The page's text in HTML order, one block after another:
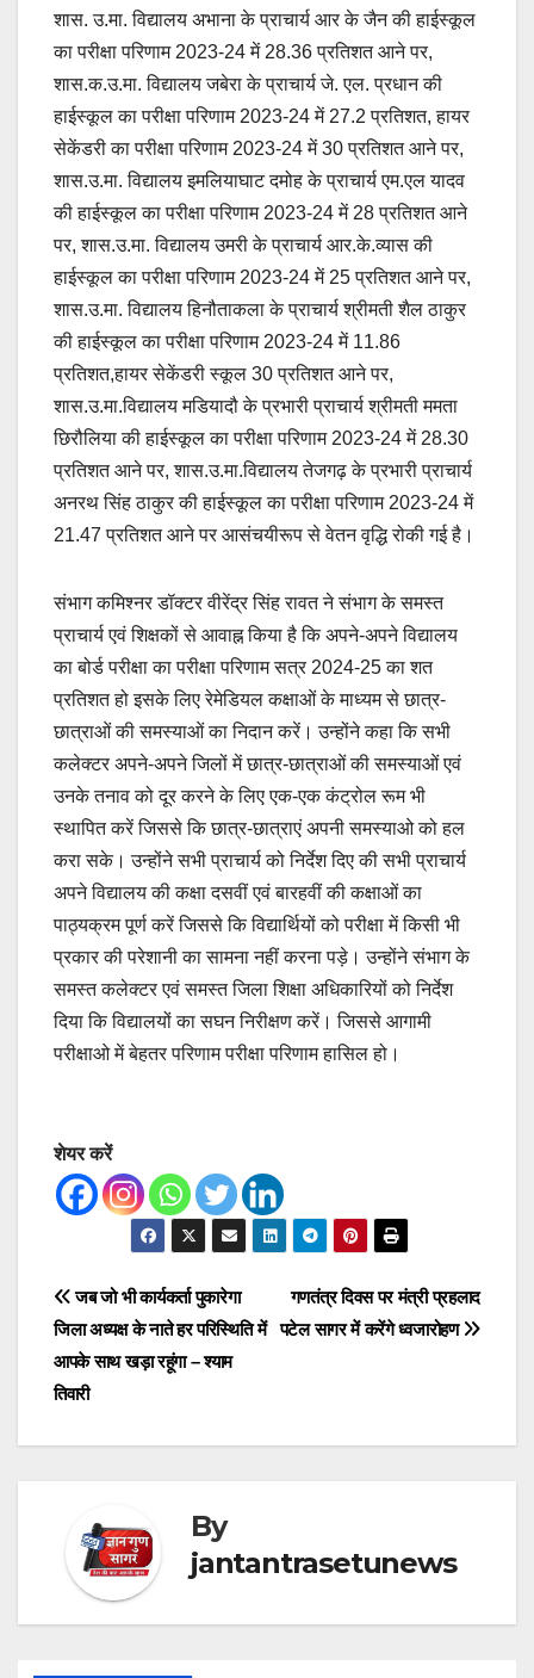
शास. उ.मा. विद्यालय अभाना के प्राचार्य आर के जैन की हाईस्कूल
का परीक्षा परिणाम 2023-24 में 28.36 प्रतिशत आने पर,
शास.क.उ.मा. विद्यालय जबेरा के प्राचार्य जे. एल. प्रधान की
हाईस्कूल का परीक्षा परिणाम 2023-24 में 27.2 प्रतिशत, हायर
सेकेंडरी का परीक्षा परिणाम 2023-24 में 30 प्रतिशत आने पर,
शास.उ.मा. विद्यालय इमलियाघाट दमोह के प्राचार्य एम.एल यादव
की हाईस्कूल का परीक्षा परिणाम 2023-24 में 28 प्रतिशत आने
पर, शास.उ.मा. विद्यालय उमरी के प्राचार्य आर.के.व्यास की
हाईस्कूल का परीक्षा परिणाम 2023-24 में 25 प्रतिशत आने पर,
शास.उ.मा. विद्यालय हिनौताकला के प्राचार्य श्रीमती शैल ठाकुर
की हाईस्कूल का परीक्षा परिणाम 2023-24 में 11.86
प्रतिशत,हायर सेकेंडरी स्कूल 30 प्रतिशत आने पर,
शास.उ.मा.विद्यालय मडियादौ के प्रभारी प्राचार्य श्रीमती ममता
छिरौलिया की हाईस्कूल का परीक्षा परिणाम 2023-24 में 28.30
प्रतिशत आने पर, शास.उ.मा.विद्यालय तेजगढ़ के प्रभारी प्राचार्य
अनरथ सिंह ठाकुर की हाईस्कूल का परीक्षा परिणाम 2023-24 में
21.47 प्रतिशत आने पर आसंचयीरूप से वेतन वृद्धि रोकी गई है।
संभाग कमिश्नर डॉक्टर वीरेंद्र सिंह रावत ने संभाग के समस्त
प्राचार्य एवं शिक्षकों से आवाह्न किया है कि अपने-अपने विद्यालय
का बोर्ड परीक्षा का परीक्षा परिणाम सत्र 2024-25 का शत
प्रतिशत हो इसके लिए रेमेडियल कक्षाओं के माध्यम से छात्र-
छात्राओं की समस्याओं का निदान करें। उन्होंने कहा कि सभी
कलेक्टर अपने-अपने जिलों में छात्र-छात्राओं की समस्याओं एवं
उनके तनाव को दूर करने के लिए एक-एक कंट्रोल रूम भी
स्थापित करें जिससे कि छात्र-छात्राएं अपनी समस्याओ को हल
करा सके। उन्होंने सभी प्राचार्य को निर्देश दिए की सभी प्राचार्य
अपने विद्यालय की कक्षा दसवीं एवं बारहवीं की कक्षाओं का
पाठ्यक्रम पूर्ण करें जिससे कि विद्यार्थियों को परीक्षा में किसी भी
प्रकार की परेशानी का सामना नहीं करना पड़े। उन्होंने संभाग के
समस्त कलेक्टर एवं समस्त जिला शिक्षा अधिकारियों को निर्देश
दिया कि विद्यालयों का सघन निरीक्षण करें। जिससे आगामी
परीक्षाओ में बेहतर परिणाम परीक्षा परिणाम हासिल हो।
शेयर करें
Post
navigation
गणतंत्र दिवस पर मंत्री प्रहलाद
पटेल सागर में करेंगे ध्वजारोहण
जब जो भी कार्यकर्ता पुकारेगा
जिला अध्यक्ष के नाते हर परिस्थिति में
आपके साथ खड़ा रहूंगा – श्याम
तिवारी
By
jantantrasetunews